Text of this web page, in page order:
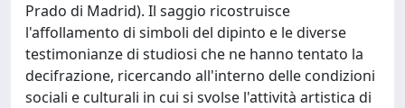
Prado di Madrid). Il saggio ricostruisce
l'affollamento di simboli del dipinto e le diverse
testimonianze di studiosi che ne hanno tentato la
decifrazione, ricercando all'interno delle condizioni
sociali e culturali in cui si svolse l'attività artistica di